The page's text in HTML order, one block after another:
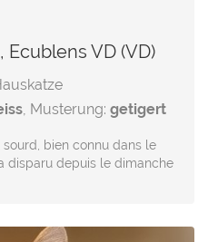
Ecublens VD (VD)
, Musterung: getigert
bien connu dans le
disparu depuis le dimanche